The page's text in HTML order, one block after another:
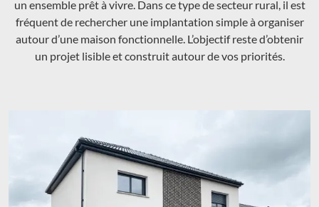
un ensemble prêt à vivre. Dans ce type de secteur rural, il est
fréquent de rechercher une implantation simple à organiser
autour d’une maison fonctionnelle. L’objectif reste d’obtenir
un projet lisible et construit autour de vos priorités.